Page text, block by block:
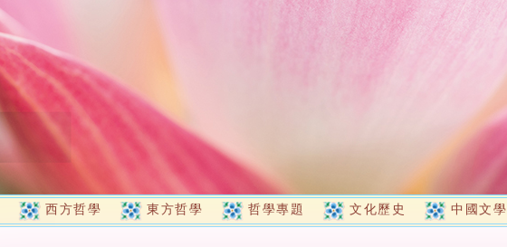
西方哲學 東方哲學 哲學專題 文化歷史 中國文學